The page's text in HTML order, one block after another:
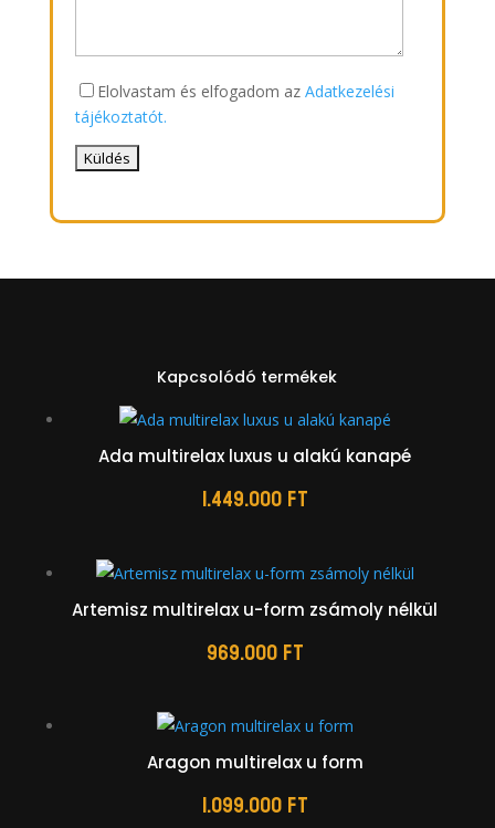
Elolvastam és elfogadom az Adatkezelési
tájékoztatót.
Kapcsolódó termékek
Ada multirelax luxus u alakú kanapé
1.449.000Ft
Artemisz multirelax u-form zsámoly nélkül
969.000Ft
Aragon multirelax u form
1.099.000Ft